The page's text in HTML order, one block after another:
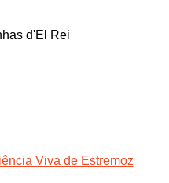
d'El Rei
Viva de Estremoz